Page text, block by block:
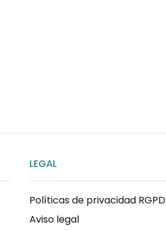
LEGAL
Políticas de privacidad RGPD
Aviso legal